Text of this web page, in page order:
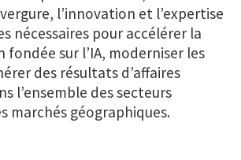
l’innovation et l’expertise
nécessaires pour accélérer la
sur l’IA, moderniser les
des résultats d’affaires
l’ensemble des secteurs
marchés géographiques.